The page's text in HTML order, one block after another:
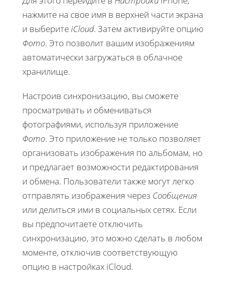
нажмите на свое имя в верхней части экрана
и выберитеiCloud. Затем активируйте опцию
Фото. Это позволит вашим изображениям
автоматически загружаться в облачное
хранилище.
Настроив синхронизацию, вы сможете
просматривать и обмениваться
фотографиями, используя приложение
Фото. Это приложение не только позволяет
организовать изображения по альбомам, но
и предлагает возможности редактирования
и обмена. Пользователи также могут легко
отправлять изображения через Сообщения
или делиться ими в социальных сетях. Если
вы предпочитаете отключить
синхронизацию, это можно сделать в любом
моменте, отключив соответствующую
опцию в настройках iCloud.